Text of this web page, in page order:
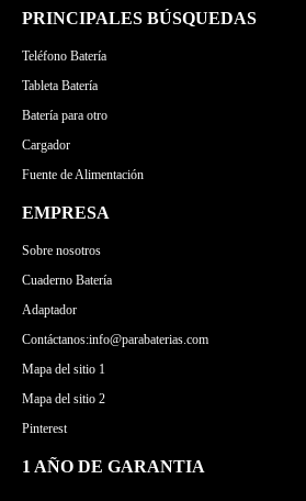
PRINCIPALES BÚSQUEDAS
Teléfono Batería
Tableta Batería
Batería para otro
Cargador
Fuente de Alimentación
EMPRESA
Sobre nosotros
Cuaderno Batería
Adaptador
Contáctanos:info@parabaterias.com
Mapa del sitio 1
Mapa del sitio 2
Pinterest
1 AÑO DE GARANTIA